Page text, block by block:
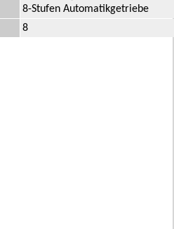
8-Stufen Automatikgetriebe
8